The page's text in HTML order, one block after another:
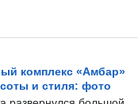
комплекс «Амбар»
и стиля: фото